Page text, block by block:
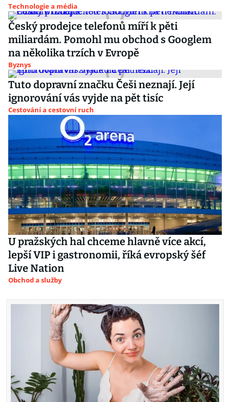
Technologie a média
Český prodejce telefonů míří k pěti
miliardám. Pomohl mu obchod s Googlem
na několika trzích v Evropě
Byznys
Tuto dopravní značku Češi neznají. Její
ignorování vás vyjde na pět tisíc
Cestování a cestovní ruch
U pražských hal chceme hlavně více akcí,
lepší VIP i gastronomii, říká evropský šéf
Live Nation
Obchod a služby